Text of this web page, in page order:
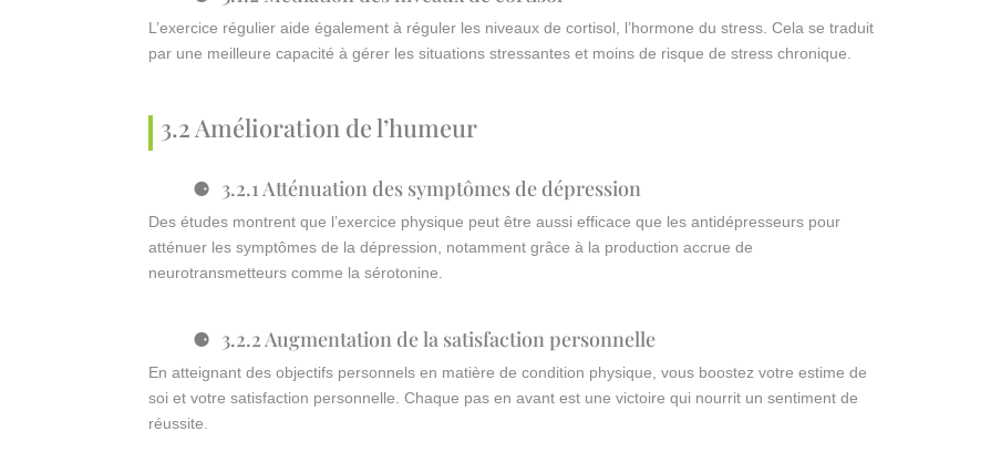
L’exercice régulier aide également à réguler les niveaux de cortisol, l’hormone du stress. Cela se traduit
par une meilleure capacité à gérer les situations stressantes et moins de risque de stress chronique.
3.2 Amélioration de l’humeur
3.2.1 Atténuation des symptômes de dépression
Des études montrent que l’exercice physique peut être aussi efficace que les antidépresseurs pour
atténuer les symptômes de la dépression, notamment grâce à la production accrue de
neurotransmetteurs comme la sérotonine.
3.2.2 Augmentation de la satisfaction personnelle
En atteignant des objectifs personnels en matière de condition physique, vous boostez votre estime de
soi et votre satisfaction personnelle. Chaque pas en avant est une victoire qui nourrit un sentiment de
réussite.